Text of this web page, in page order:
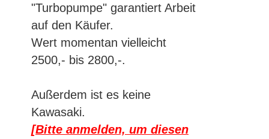
"Turbopumpe" garantiert Arbeit
auf den Käufer.
Wert momentan vielleicht
2500,- bis 2800,-.
Außerdem ist es keine
Kawasaki.
[Bitte anmelden, um diesen